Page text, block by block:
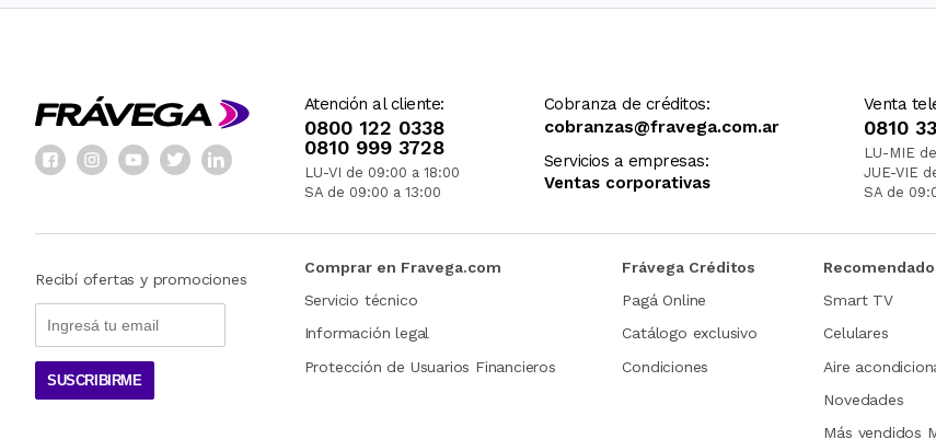
Atención al cliente:
0800 122 0338
0810 999 3728
LU-VI de 09:00 a 18:00
SA de 09:00 a 13:00
Cobranza de créditos:
cobranzas@fravega.com.ar
Servicios a empresas:
Ventas corporativas
Venta
0810
LU-MIE
JUE-VIE
SA de
Recibí ofertas y promociones
SUSCRIBIRME
Comprar en Fravega.com
Servicio técnico
Información legal
Protección de Usuarios Financieros
Frávega Créditos
Pagá Online
Catálogo exclusivo
Condiciones
Smart TV
Celulares
Aire
Novedades
Más vendidos